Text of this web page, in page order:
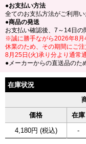
●お支払い方法
全てのお支払方法がご利用
●商品の発送
お支払い確認後、7～14日の
※誠に勝手ながら2026年8月
休業のため、その期間にご
8月25日(火)承り分より通常
●メーカーからの直送品のた
在庫状況
価格
在庫
4,180円 (税込)
-